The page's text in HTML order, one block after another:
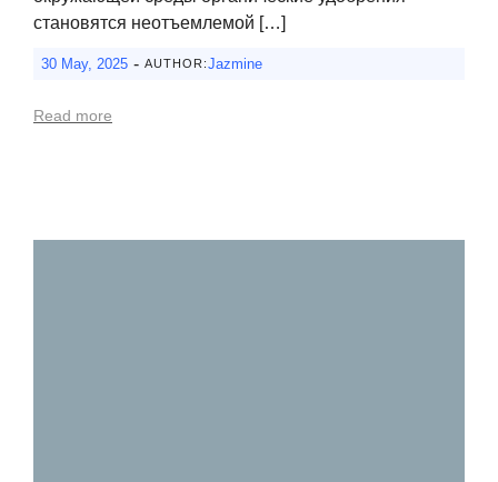
становятся неотъемлемой […]
30 May, 2025 - AUTHOR:Jazmine
Read more